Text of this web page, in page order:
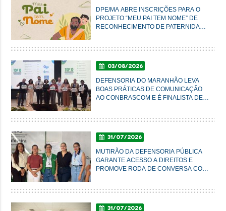
DPE/MA ABRE INSCRIÇÕES PARA O
PROJETO “MEU PAI TEM NOME” DE
RECONHECIMENTO DE PATERNIDADE
03/08/2026
DEFENSORIA DO MARANHÃO LEVA
BOAS PRÁTICAS DE COMUNICAÇÃO
AO CONBRASCOM E É FINALISTA DE
31/07/2026
MUTIRÃO DA DEFENSORIA PÚBLICA
GARANTE ACESSO A DIREITOS E
PROMOVE RODA DE CONVERSA COM
31/07/2026